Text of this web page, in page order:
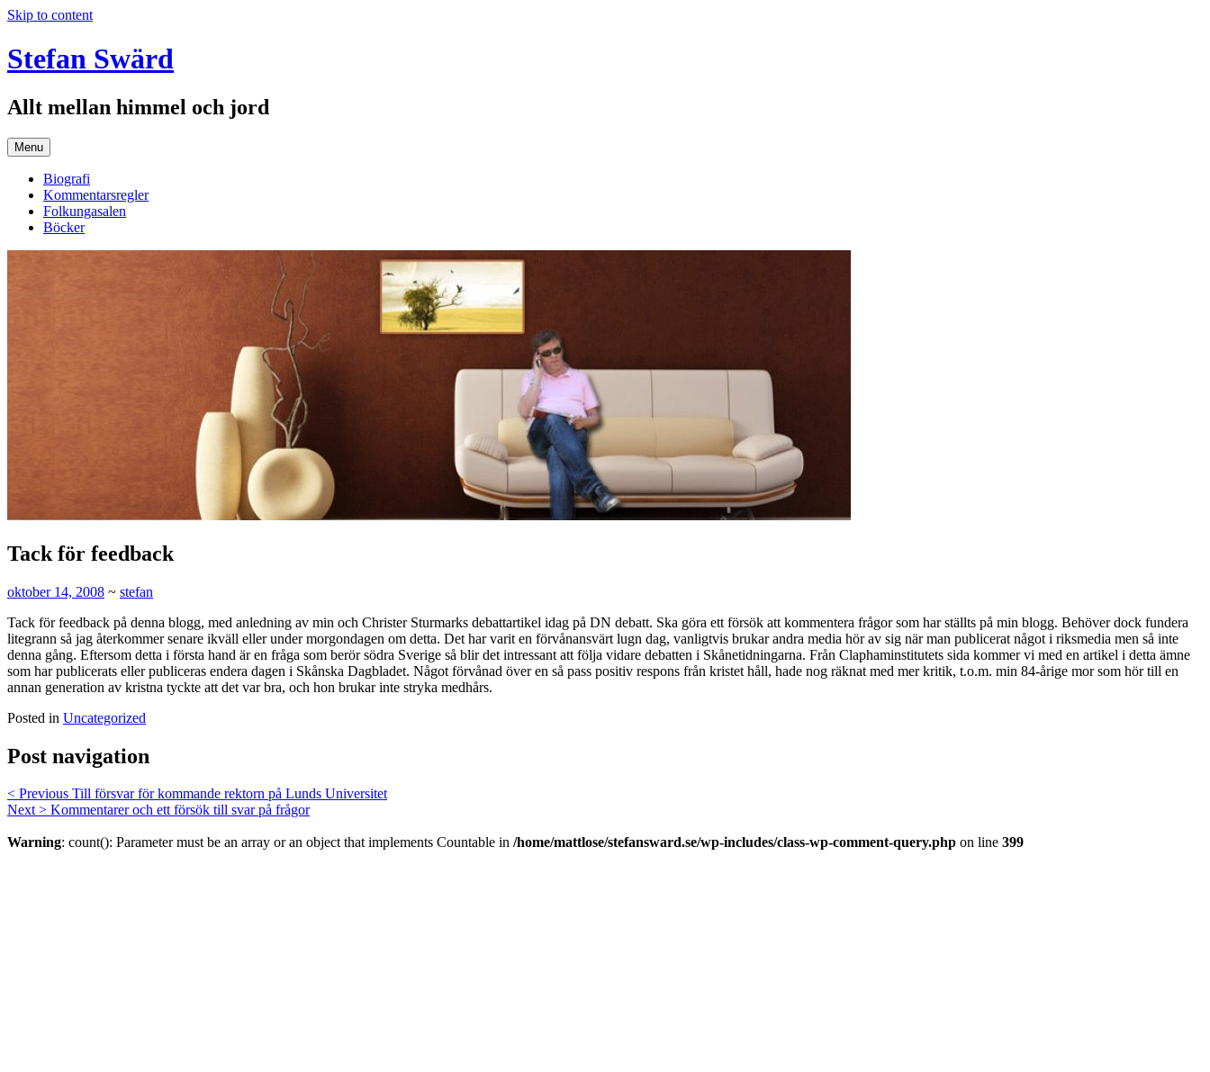
Skip to content
Stefan Swärd
Allt mellan himmel och jord
Menu
Biografi
Kommentarsregler
Folkungasalen
Böcker
Tack för feedback
oktober 14, 2008 ~ stefan
Tack för feedback på denna blogg, med anledning av min och Christer Sturmarks debattartikel idag på DN debatt. Ska göra ett försök att kommentera frågor som har ställts på min blogg. Behöver dock fundera
litegrann så jag återkommer senare ikväll eller under morgondagen om detta. Det har varit en förvånansvärt lugn dag, vanligtvis brukar andra media hör av sig när man publicerat något i riksmedia men så inte
denna gång. Eftersom detta i första hand är en fråga som berör södra Sverige så blir det intressant att följa vidare debatten i Skånetidningarna. Från Claphaminstitutets sida kommer vi med en artikel i detta ämne
som har publicerats eller publiceras endera dagen i Skånska Dagbladet. Något förvånad över en så pass positiv respons från kristet håll, hade nog räknat med mer kritik, t.o.m. min 84-årige mor som hör till en
annan generation av kristna tyckte att det var bra, och hon brukar inte stryka medhårs.
Posted in Uncategorized
Post navigation
< Previous Till försvar för kommande rektorn på Lunds Universitet
Next > Kommentarer och ett försök till svar på frågor
Warning: count(): Parameter must be an array or an object that implements Countable in /home/mattlose/stefansward.se/wp-includes/class-wp-comment-query.php on line 399